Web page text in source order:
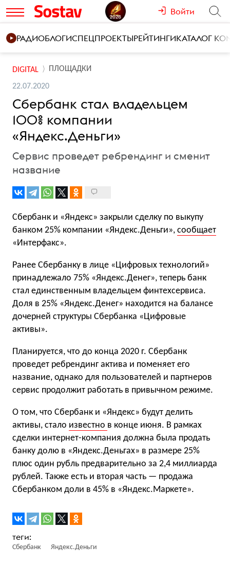
Войти
РАДИОБЛОГИСПЕЦПРОЕКТЫРЕЙТИНГИКАТАЛОГ
DIGITAL ПЛОЩАДКИ
22.07.2020
Сбербанк стал владельцем
100% компании
«Яндекс.Деньги»
Сервис проведет ребрендинг и сменит
название
Сбербанк и «Яндекс» закрыли сделку по выкупу
банком 25% компании «Яндекс.Деньги», сообщает
«Интерфакс».
Ранее Сбербанку в лице «Цифровых технологий»
принадлежало 75% «Яндекс.Денег», теперь банк
стал единственным владельцем финтехсервиса.
Доля в 25% «Яндекс.Денег» находится на балансе
дочерней структуры Сбербанка «Цифровые
активы».
Планируется, что до конца 2020 г. Сбербанк
проведет ребрендинг актива и поменяет его
название, однако для пользователей и партнеров
сервис продолжит работать в привычном режиме.
О том, что Сбербанк и «Яндекс» будут делить
активы, стало известно в конце июня. В рамках
сделки интернет-компания должна была продать
банку долю в «Яндекс.Деньгах» в размере 25%
плюс один рубль предварительно за 2,4 миллиарда
рублей. Также есть и вторая часть — продажа
Сбербанком доли в 45% в «Яндекс.Маркете».
Сбербанк Яндекс.Деньги